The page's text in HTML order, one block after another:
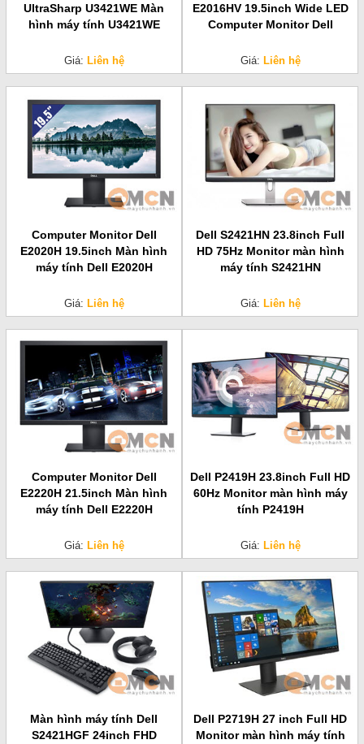
UltraSharp U3421WE Màn
hình máy tính U3421WE
Giá: Liên hệ
E2016HV 19.5inch Wide LED
Computer Monitor Dell
Giá: Liên hệ
Computer Monitor Dell
E2020H 19.5inch Màn hình
máy tính Dell E2020H
Giá: Liên hệ
Dell S2421HN 23.8inch Full
HD 75Hz Monitor màn hình
máy tính S2421HN
Giá: Liên hệ
Computer Monitor Dell
E2220H 21.5inch Màn hình
máy tính Dell E2220H
Giá: Liên hệ
Dell P2419H 23.8inch Full HD
60Hz Monitor màn hình máy
tính P2419H
Giá: Liên hệ
Màn hình máy tính Dell
S2421HGF 24inch FHD
Dell P2719H 27 inch Full HD
Monitor màn hình máy tính